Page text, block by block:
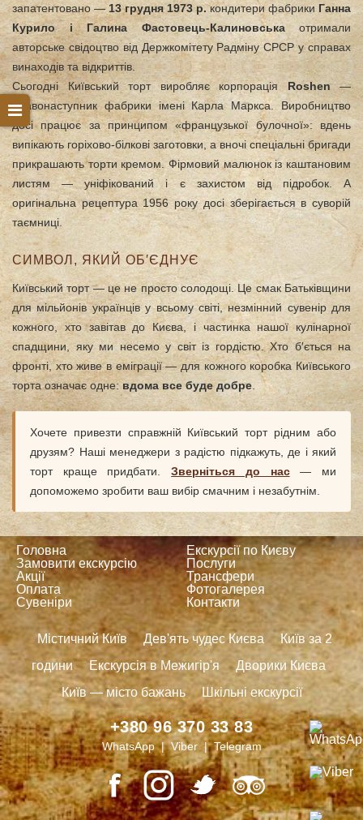
запатентовано — 13 грудня 1973 р.кондитери фабрики Ганна
Курило і Галина Фастовець-Калиновськаотримали
авторське свідоцтво від Держкомітету Радміну СРСР у справах
винаходів та відкриттів.
Сьогодні Київський торт виробляє корпорація Roshen—
правонаступник фабрики імені Карла Маркса. Виробництво
досі працює за принципом «французької булочної»: вдень
випікають горіхово-білкові заготовки, а вночі спеціальні бригади
прикрашають торти кремом. Фірмовий малюнок із каштановим
листям — уніфікований і є захистом від підробок. А
оригінальна рецептура 1956 року досі зберігається в суворій
таємниці.
СИМВОЛ, ЯКИЙ ОБ′ЄДНУЄ
Київський торт — це не просто солодощі. Це смак Батьківщини
для мільйонів українців у всьому світі, незмінний сувенір для
кожного, хто завітав до Києва, і частинка нашої кулінарної
спадщини, яку ми несемо у світ із гордістю. Хто б′ється на
фронті, хто живе в еміграції — для кожного коробка Київського
торта означає одне:вдома все буде добре
Хочете привезти справжній Київський торт рідним або
друзям? Наші менеджери з радістю підкажуть, де і який
торт краще придбати.Зверніться до нас— ми
допоможемо зробити ваш вибір смачним і незабутнім.
Головна
Екскурсії по Києву
Замовити екскурсію
Послуги
Акції
Трансфери
Оплата
Фотогалерея
Сувеніри
Контакти
Містичний Київ Дев'ять чудес Києва
Київ за 2
години
Екскурсія в Межигір'я
Дворики Києва
Київ — місто бажань
Шкільні екскурсії
+380 96 370 33 83
WhatsApp | Viber | Telegram